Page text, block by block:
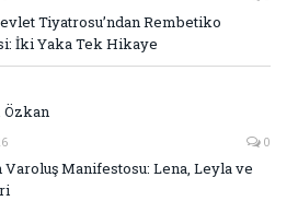
Tiyatrosu’ndan Rembetiko
İki Yaka Tek Hikaye
Özkan
0
Varoluş Manifestosu: Lena, Leyla ve